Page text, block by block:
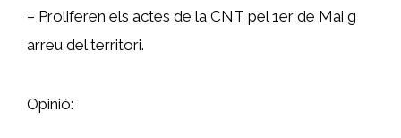
– Proliferen els actes de la CNT pel 1er de Mai g
arreu del territori.
Opinió: